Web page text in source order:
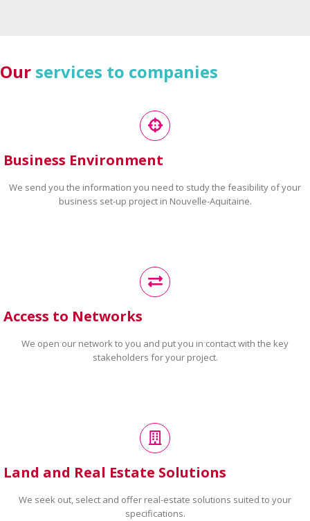
Our services to companies
Business Environment
We send you the information you need to study the feasibility of your
business set-up project in Nouvelle-Aquitaine.
Access to Networks
We open our network to you and put you in contact with the key
stakeholders for your project.
Land and Real Estate Solutions
We seek out, select and offer real-estate solutions suited to your
specifications.